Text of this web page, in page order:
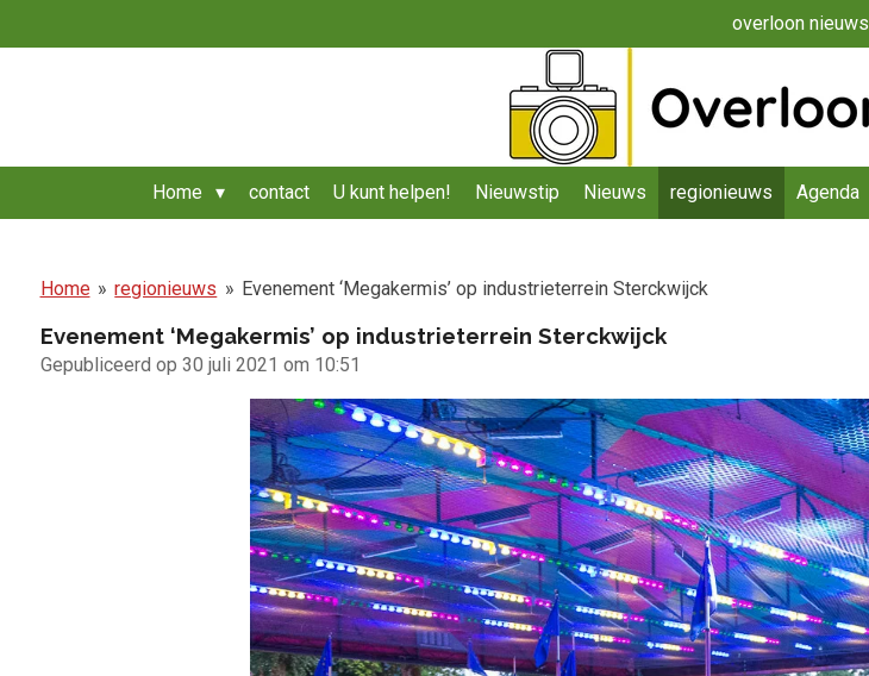
direct
overloon nieuws
Home contact U kunt helpen! Nieuwstip Nieuws regionieuws Agenda
Home » regionieuws » Evenement ‘Megakermis’ op industrieterrein Sterckwijck
Evenement ‘Megakermis’ op industrieterrein Sterckwijck
Gepubliceerd op 30 juli 2021 om 10:51